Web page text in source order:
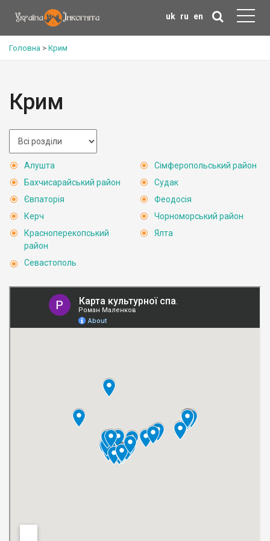
uk ru en
Головна > Крим
Крим
Алушта
Бахчисарайський район
Євпаторія
Керч
Красноперекопський
район
Севастополь
Сімферопольський район
Судак
Феодосія
Чорноморський район
Ялта